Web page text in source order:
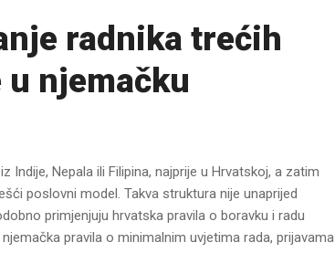
radnika trećih
njemačku
Indije, Nepala ili Filipina, najprije u Hrvatskoj, a zatim
poslovni model. Takva struktura nije unaprijed
primjenjuju hrvatska pravila o boravku i radu
pravila o minimalnim uvjetima rada, prijavama